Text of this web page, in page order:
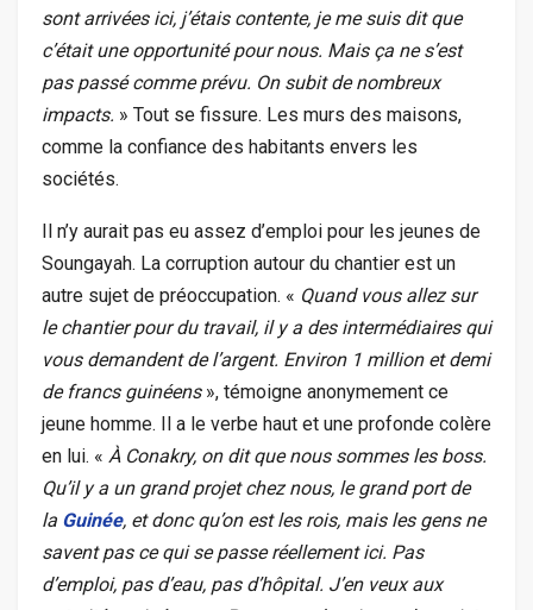
sont arrivées ici, j’étais contente, je me suis dit que
c’était une opportunité pour nous. Mais ça ne s’est
pas passé comme prévu. On subit de nombreux
impacts. » Tout se fissure. Les murs des maisons,
comme la confiance des habitants envers les
sociétés.
Il n’y aurait pas eu assez d’emploi pour les jeunes de
Soungayah. La corruption autour du chantier est un
autre sujet de préoccupation. « Quand vous allez sur
le chantier pour du travail, il y a des intermédiaires qui
vous demandent de l’argent. Environ 1 million et demi
de francs guinéens», témoigne anonymement ce
jeune homme. Il a le verbe haut et une profonde colère
en lui. « À Conakry, on dit que nous sommes les boss.
Qu’il y a un grand projet chez nous, le grand port de
la Guinée, et donc qu’on est les rois, mais les gens ne
savent pas ce qui se passe réellement ici. Pas
d’emploi, pas d’eau, pas d’hôpital. J’en veux aux